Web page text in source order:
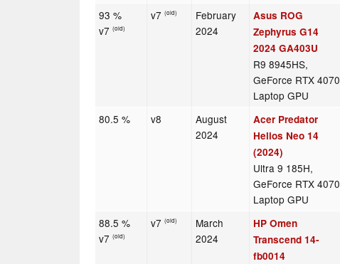
93 %
v7(old)
v7(old)
February
2024
Asus ROG
Zephyrus G14
2024 GA403U
R9 8945HS,
GeForce RTX 4070
Laptop GPU
80.5 % v8
August
2024
Acer Predator
Helios Neo 14
(2024)
Ultra 9 185H,
GeForce RTX 4070
Laptop GPU
88.5 %
v7(old)
v7(old)
March
2024
HP Omen
Transcend 14-
fb0014